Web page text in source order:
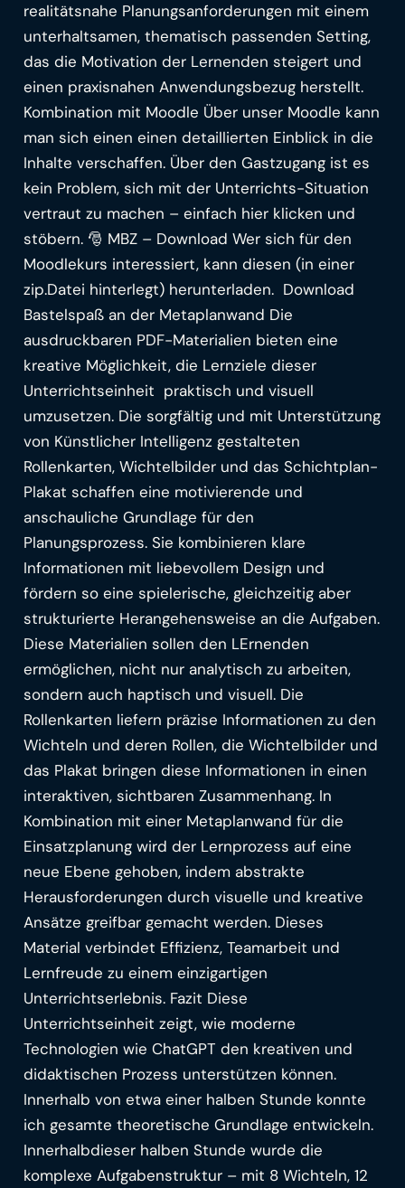
realitätsnahe Planungsanforderungen mit einem
unterhaltsamen, thematisch passenden Setting,
das die Motivation der Lernenden steigert und
einen praxisnahen Anwendungsbezug herstellt.
Kombination mit Moodle Über unser Moodle kann
man sich einen einen detaillierten Einblick in die
Inhalte verschaffen. Über den Gastzugang ist es
kein Problem, sich mit der Unterrichts-Situation
vertraut zu machen – einfach hier klicken und
stöbern. 🎅 MBZ – Download Wer sich für den
Moodlekurs interessiert, kann diesen (in einer
zip.Datei hinterlegt) herunterladen. Download
Bastelspaß an der Metaplanwand Die
ausdruckbaren PDF-Materialien bieten eine
kreative Möglichkeit, die Lernziele dieser
Unterrichtseinheit praktisch und visuell
umzusetzen. Die sorgfältig und mit Unterstützung
von Künstlicher Intelligenz gestalteten
Rollenkarten, Wichtelbilder und das Schichtplan-
Plakat schaffen eine motivierende und
anschauliche Grundlage für den
Planungsprozess. Sie kombinieren klare
Informationen mit liebevollem Design und
fördern so eine spielerische, gleichzeitig aber
strukturierte Herangehensweise an die Aufgaben.
Diese Materialien sollen den LErnenden
ermöglichen, nicht nur analytisch zu arbeiten,
sondern auch haptisch und visuell. Die
Rollenkarten liefern präzise Informationen zu den
Wichteln und deren Rollen, die Wichtelbilder und
das Plakat bringen diese Informationen in einen
interaktiven, sichtbaren Zusammenhang. In
Kombination mit einer Metaplanwand für die
Einsatzplanung wird der Lernprozess auf eine
neue Ebene gehoben, indem abstrakte
Herausforderungen durch visuelle und kreative
Ansätze greifbar gemacht werden. Dieses
Material verbindet Effizienz, Teamarbeit und
Lernfreude zu einem einzigartigen
Unterrichtserlebnis. Fazit Diese
Unterrichtseinheit zeigt, wie moderne
Technologien wie ChatGPT den kreativen und
didaktischen Prozess unterstützen können.
Innerhalb von etwa einer halben Stunde konnte
ich gesamte theoretische Grundlage entwickeln.
Innerhalbdieser halben Stunde wurde die
komplexe Aufgabenstruktur – mit 8 Wichteln, 12